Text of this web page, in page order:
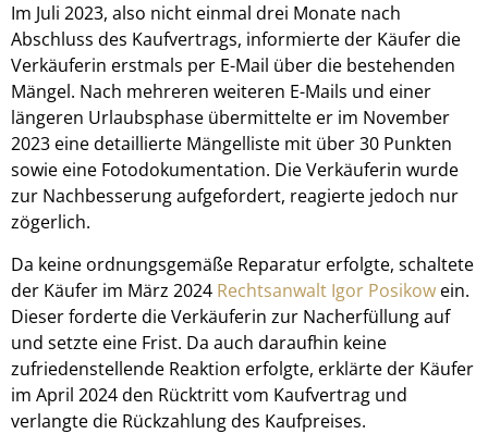
Im Juli 2023, also nicht einmal drei Monate nach
Abschluss des Kaufvertrags, informierte der Käufer die
Verkäuferin erstmals per E-Mail über die bestehenden
Mängel. Nach mehreren weiteren E-Mails und einer
längeren Urlaubsphase übermittelte er im November
2023 eine detaillierte Mängelliste mit über 30 Punkten
sowie eine Fotodokumentation. Die Verkäuferin wurde
zur Nachbesserung aufgefordert, reagierte jedoch nur
zögerlich.
Da keine ordnungsgemäße Reparatur erfolgte, schaltete
der Käufer im März 2024 Rechtsanwalt Igor Posikow ein.
Dieser forderte die Verkäuferin zur Nacherfüllung auf
und setzte eine Frist. Da auch daraufhin keine
zufriedenstellende Reaktion erfolgte, erklärte der Käufer
im April 2024 den Rücktritt vom Kaufvertrag und
verlangte die Rückzahlung des Kaufpreises.